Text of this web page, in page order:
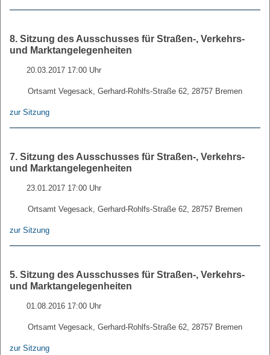
8. Sitzung des Ausschusses für Straßen-, Verkehrs-
und Marktangelegenheiten
20.03.2017 17:00 Uhr
Ortsamt Vegesack, Gerhard-Rohlfs-Straße 62, 28757 Bremen
zur Sitzung
7. Sitzung des Ausschusses für Straßen-, Verkehrs-
und Marktangelegenheiten
23.01.2017 17:00 Uhr
Ortsamt Vegesack, Gerhard-Rohlfs-Straße 62, 28757 Bremen
zur Sitzung
5. Sitzung des Ausschusses für Straßen-, Verkehrs-
und Marktangelegenheiten
01.08.2016 17:00 Uhr
Ortsamt Vegesack, Gerhard-Rohlfs-Straße 62, 28757 Bremen
zur Sitzung